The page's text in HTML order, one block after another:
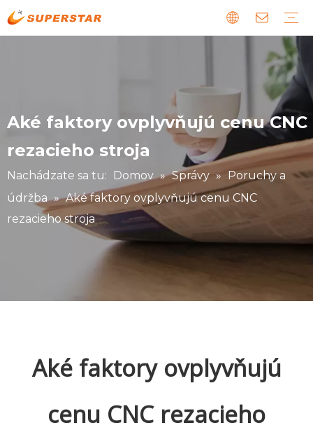
Aké faktory ovplyvňujú cenu CNC
rezacieho stroja
Nachádzate sa tu: Domov » Správy » Poruchy a
údržba » Aké faktory ovplyvňujú cenu CNC
rezacieho stroja
Aké faktory ovplyvňujú
cenu CNC rezacieho